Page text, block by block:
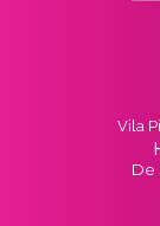
Vila
De